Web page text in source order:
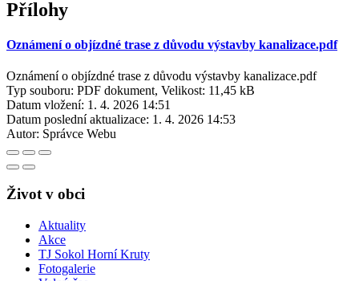
Přílohy
Oznámení o objízdné trase z důvodu výstavby kanalizace.pdf
Oznámení o objízdné trase z důvodu výstavby kanalizace.pdf
Typ souboru: PDF dokument, Velikost: 11,45 kB
Datum vložení: 1. 4. 2026 14:51
Datum poslední aktualizace: 1. 4. 2026 14:53
Autor: Správce Webu
Život v obci
Aktuality
Akce
TJ Sokol Horní Kruty
Fotogalerie